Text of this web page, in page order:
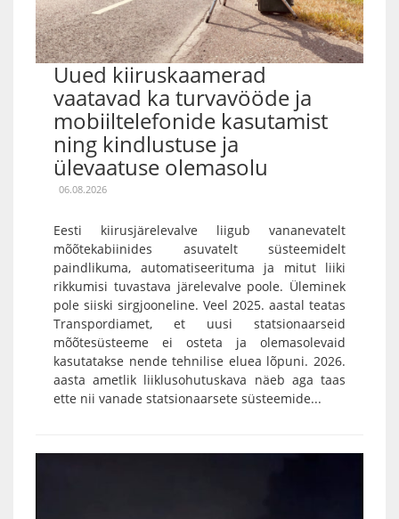
Uued kiiruskaamerad
vaatavad ka turvavööde ja
mobiiltelefonide kasutamist
ning kindlustuse ja
ülevaatuse olemasolu
06.08.2026
Eesti kiirusjärelevalve liigub vananevatelt
mõõtekabiinides asuvatelt süsteemidelt
paindlikuma, automatiseerituma ja mitut liiki
rikkumisi tuvastava järelevalve poole. Üleminek
pole siiski sirgjooneline. Veel 2025. aastal teatas
Transpordiamet, et uusi statsionaarseid
mõõtesüsteeme ei osteta ja olemasolevaid
kasutatakse nende tehnilise eluea lõpuni. 2026.
aasta ametlik liiklusohutuskava näeb aga taas
ette nii vanade statsionaarsete süsteemide...